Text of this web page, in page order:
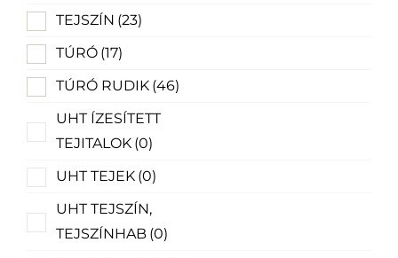
TEJSZÍN (23)
TÚRÓ (17)
TÚRÓ RUDIK (46)
UHT ÍZESÍTETT
TEJITALOK (0)
UHT TEJEK (0)
UHT TEJSZÍN,
TEJSZÍNHAB (0)